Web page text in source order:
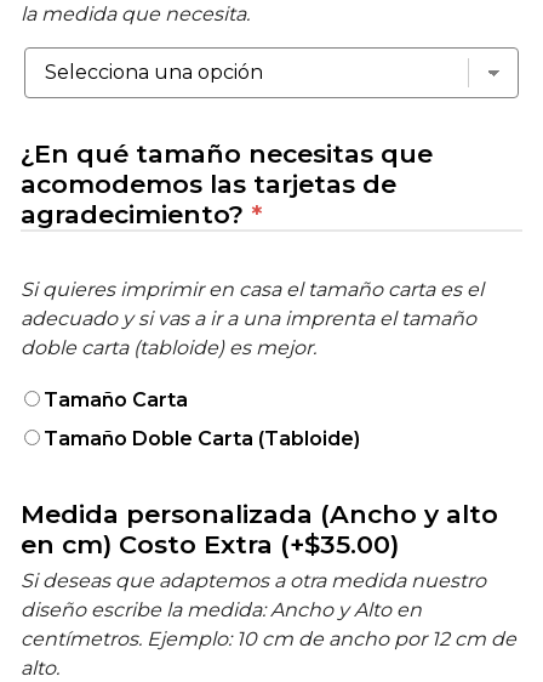
la medida que necesita.
¿En qué tamaño necesitas que
acomodemos las tarjetas de
agradecimiento? *
Si quieres imprimir en casa el tamaño carta es el
adecuado y si vas a ir a una imprenta el tamaño
doble carta (tabloide) es mejor.
Tamaño Carta
Tamaño Doble Carta (Tabloide)
Medida personalizada (Ancho y alto
en cm) Costo Extra (+$35.00)
Si deseas que adaptemos a otra medida nuestro
diseño escribe la medida: Ancho y Alto en
centímetros. Ejemplo: 10 cm de ancho por 12 cm de
alto.